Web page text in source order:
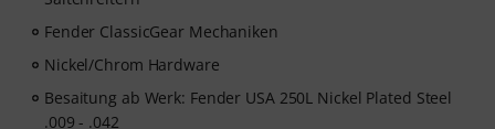
Fender ClassicGear Mechaniken
Nickel/Chrom Hardware
Besaitung ab Werk: Fender USA 250L Nickel Plated Steel
.009 - .042